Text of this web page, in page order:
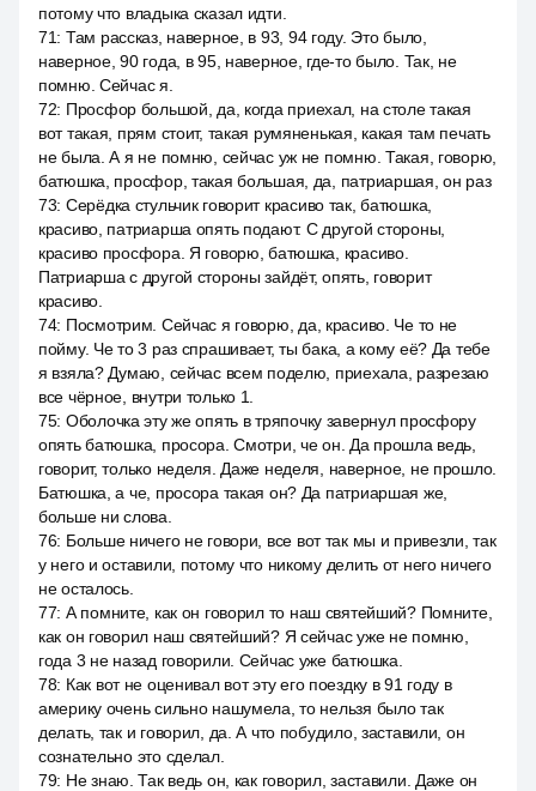
потому что владыка сказал идти.
71: Там рассказ, наверное, в 93, 94 году. Это было,
наверное, 90 года, в 95, наверное, где-то было. Так, не
помню. Сейчас я.
72: Просфор большой, да, когда приехал, на столе такая
вот такая, прям стоит, такая румяненькая, какая там печать
не была. А я не помню, сейчас уж не помню. Такая, говорю,
батюшка, просфор, такая большая, да, патриаршая, он раз
73: Серёдка стульчик говорит красиво так, батюшка,
красиво, патриарша опять подают. С другой стороны,
красиво просфора. Я говорю, батюшка, красиво.
Патриарша с другой стороны зайдёт, опять, говорит
красиво.
74: Посмотрим. Сейчас я говорю, да, красиво. Че то не
пойму. Че то 3 раз спрашивает, ты бака, а кому её? Да тебе
я взяла? Думаю, сейчас всем поделю, приехала, разрезаю
все чёрное, внутри только 1.
75: Оболочка эту же опять в тряпочку завернул просфору
опять батюшка, просора. Смотри, че он. Да прошла ведь,
говорит, только неделя. Даже неделя, наверное, не прошло.
Батюшка, а че, просора такая он? Да патриаршая же,
больше ни слова.
76: Больше ничего не говори, все вот так мы и привезли, так
у него и оставили, потому что никому делить от него ничего
не осталось.
77: А помните, как он говорил то наш святейший? Помните,
как он говорил наш святейший? Я сейчас уже не помню,
года 3 не назад говорили. Сейчас уже батюшка.
78: Как вот не оценивал вот эту его поездку в 91 году в
америку очень сильно нашумела, то нельзя было так
делать, так и говорил, да. А что побудило, заставили, он
сознательно это сделал.
79: Не знаю. Так ведь он, как говорил, заставили. Даже он